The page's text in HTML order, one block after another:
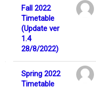
Fall 2022
Timetable
(Update ver
1.4
28/8/2022)
Spring 2022
Timetable